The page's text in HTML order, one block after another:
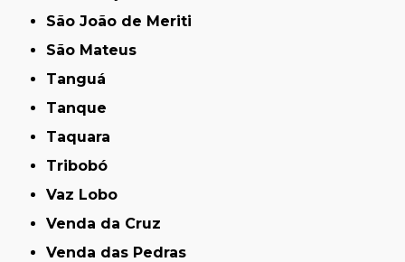
São João de Meriti
São Mateus
Tanguá
Tanque
Taquara
Tribobó
Vaz Lobo
Venda da Cruz
Venda das Pedras